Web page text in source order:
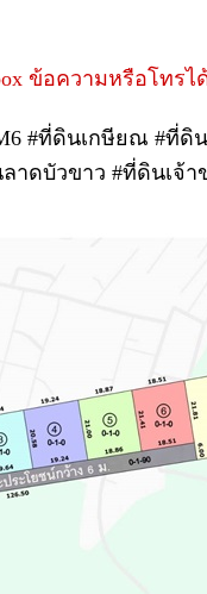
ข้อความหรือโท
#ที่ดินเกษียณ #ที่ดิ
ดบัวขาว #ที่ดินเจ้า